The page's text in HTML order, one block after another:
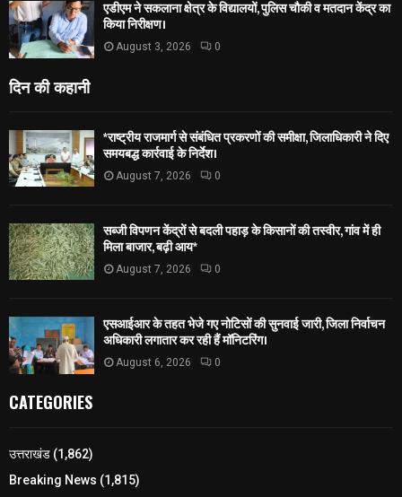
एडीएम ने सकलाना क्षेत्र के विद्यालयों, पुलिस चौकी व मतदान केंद्र का
किया निरीक्षण।
August 3, 2026 0
दिन की कहानी
*राष्ट्रीय राजमार्ग से संबंधित प्रकरणों की समीक्षा, जिलाधिकारी ने दिए
समयबद्ध कार्रवाई के निर्देश।
August 7, 2026 0
सब्जी विपणन केंद्रों से बदली पहाड़ के किसानों की तस्वीर, गांव में ही
मिला बाजार, बढ़ी आय*
August 7, 2026 0
एसआईआर के तहत भेजे गए नोटिसों की सुनवाई जारी, जिला निर्वाचन
अधिकारी लगातार कर रही हैं मॉनिटरिंग।
August 6, 2026 0
CATEGORIES
उत्तराखंड (1,862)
Breaking News (1,815)